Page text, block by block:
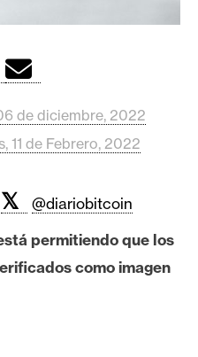
de diciembre, 2022
11 de Febrero, 2022
𝕏
@diariobitcoin
permitiendo que los
como imagen